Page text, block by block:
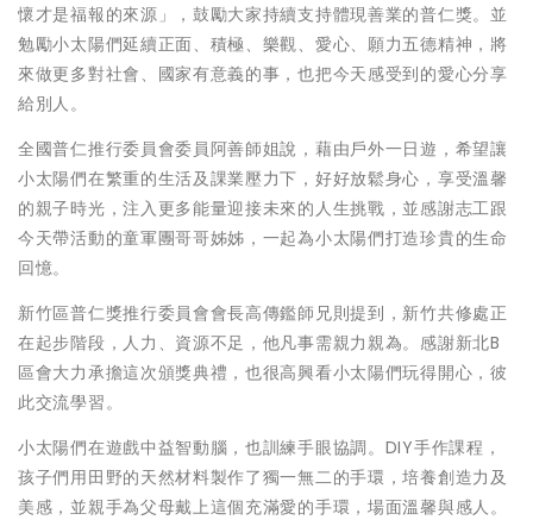
懷才是福報的來源」，鼓勵大家持續支持體現善業的普仁獎。並
勉勵小太陽們延續正面、積極、樂觀、愛心、願力五德精神，將
來做更多對社會、國家有意義的事，也把今天感受到的愛心分享
給別人。
全國普仁推行委員會委員阿善師姐說，藉由戶外一日遊，希望讓
小太陽們在繁重的生活及課業壓力下，好好放鬆身心，享受溫馨
的親子時光，注入更多能量迎接未來的人生挑戰，並感謝志工跟
今天帶活動的童軍團哥哥姊姊，一起為小太陽們打造珍貴的生命
回憶。
新竹區普仁獎推行委員會會長高傳鑑師兄則提到，新竹共修處正
在起步階段，人力、資源不足，他凡事需親力親為。感謝新北B
區會大力承擔這次頒獎典禮，也很高興看小太陽們玩得開心，彼
此交流學習。
小太陽們在遊戲中益智動腦，也訓練手眼協調。DIY手作課程，
孩子們用田野的天然材料製作了獨一無二的手環，培養創造力及
美感，並親手為父母戴上這個充滿愛的手環，場面溫馨與感人。